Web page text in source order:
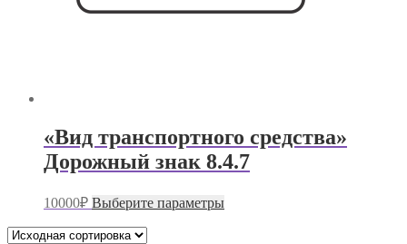
«Вид транспортного средства»
Дорожный знак 8.4.7
10000₽ Выберите параметрыЭтот